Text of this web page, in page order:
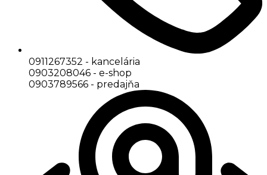
0911267352 - kancelária
0903208046 - e-shop
0903789566 - predajňa